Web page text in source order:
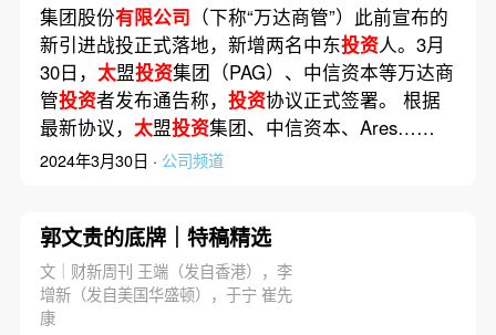
集团股份有限公司 （下称“万达商管”）此前宣布的
新引进战投正式落地，新增两名中东投资人。3月
30日， 太盟投资集团（PAG）、中信资本等万达商
管投资者发布通告称， 投资协议正式签署。 根据
最新协议， 太盟投资集团、中信资本、Ares……
2024年3月30日 · 公司频道
郭文贵的底牌｜特稿精选
文｜财新周刊 王端（发自香港），李
增新（发自美国华盛顿），于宁 崔先
康